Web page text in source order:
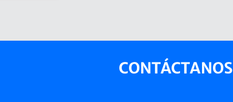
CONTÁCTANOS